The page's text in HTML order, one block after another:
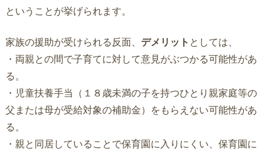
ということが挙げられます。
家族の援助が受けられる反面、 デメリット としては、
・両親との間で子育てに対して意見がぶつかる可能性があ
る。
・児童扶養手当（１８歳未満の子を持つひとり親家庭等の
父または母が受給対象の補助金）をもらえない可能性があ
る。
・親と同居していることで保育園に入りにくい、保育園に